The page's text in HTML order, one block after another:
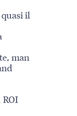
il
man